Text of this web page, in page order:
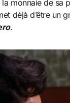
monnaie de sa
déjà d’être un
.